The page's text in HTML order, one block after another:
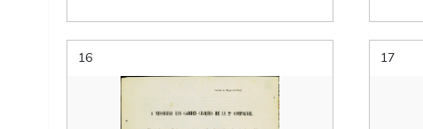
16 17